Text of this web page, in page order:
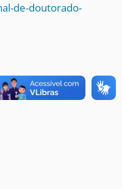
de-doutorado-